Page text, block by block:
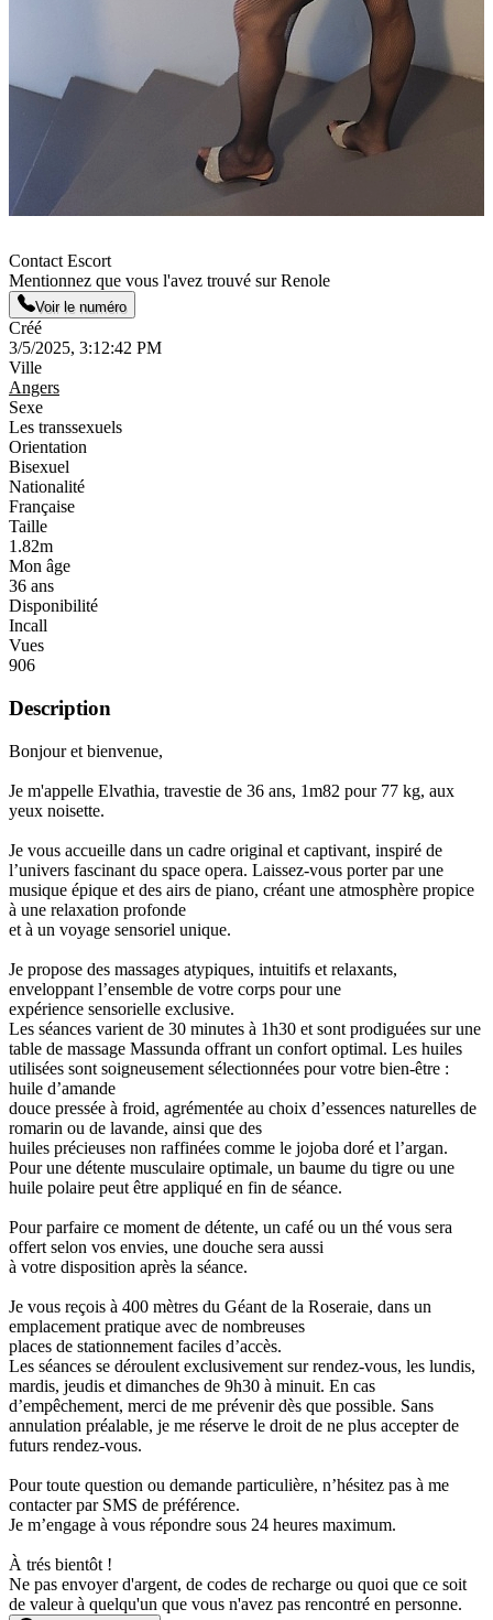
Contact Escort
Mentionnez que vous l'avez trouvé sur Renole
Voir le numéro
Créé
3/5/2025, 3:12:42 PM
Ville
Angers
Sexe
Les transsexuels
Orientation
Bisexuel
Nationalité
Française
Taille
1.82m
Mon âge
36 ans
Disponibilité
Incall
Vues
906
Description
Bonjour et bienvenue,
Je m'appelle Elvathia, travestie de 36 ans, 1m82 pour 77 kg, aux
yeux noisette.
Je vous accueille dans un cadre original et captivant, inspiré de
l’univers fascinant du space opera. Laissez-vous porter par une
musique épique et des airs de piano, créant une atmosphère propice
à une relaxation profonde
et à un voyage sensoriel unique.
Je propose des massages atypiques, intuitifs et relaxants,
enveloppant l’ensemble de votre corps pour une
expérience sensorielle exclusive.
Les séances varient de 30 minutes à 1h30 et sont prodiguées sur une
table de massage Massunda offrant un confort optimal. Les huiles
utilisées sont soigneusement sélectionnées pour votre bien-être :
huile d’amande
douce pressée à froid, agrémentée au choix d’essences naturelles de
romarin ou de lavande, ainsi que des
huiles précieuses non raffinées comme le jojoba doré et l’argan.
Pour une détente musculaire optimale, un baume du tigre ou une
huile polaire peut être appliqué en fin de séance.
Pour parfaire ce moment de détente, un café ou un thé vous sera
offert selon vos envies, une douche sera aussi
à votre disposition après la séance.
Je vous reçois à 400 mètres du Géant de la Roseraie, dans un
emplacement pratique avec de nombreuses
places de stationnement faciles d’accès.
Les séances se déroulent exclusivement sur rendez-vous, les lundis,
mardis, jeudis et dimanches de 9h30 à minuit. En cas
d’empêchement, merci de me prévenir dès que possible. Sans
annulation préalable, je me réserve le droit de ne plus accepter de
futurs rendez-vous.
Pour toute question ou demande particulière, n’hésitez pas à me
contacter par SMS de préférence.
Je m’engage à vous répondre sous 24 heures maximum.
À trés bientôt !
Ne pas envoyer d'argent, de codes de recharge ou quoi que ce soit
de valeur à quelqu'un que vous n'avez pas rencontré en personne.